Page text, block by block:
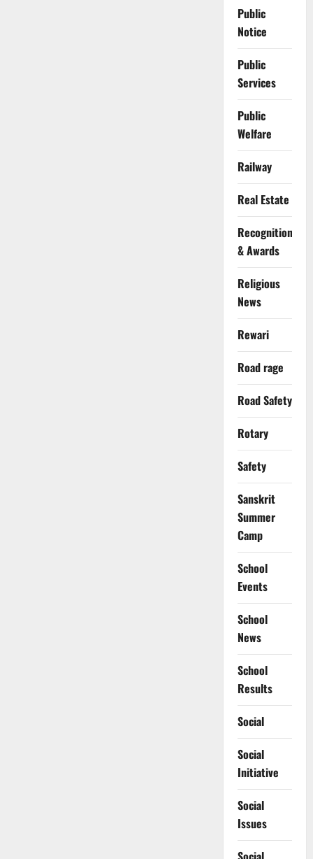
Public
Notice
Public
Services
Public
Welfare
Railway
Real Estate
Recognition
& Awards
Religious
News
Rewari
Road rage
Road Safety
Rotary
Safety
Sanskrit
Summer
Camp
School
Events
School
News
School
Results
Social
Social
Initiative
Social
Issues